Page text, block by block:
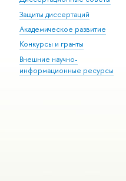
Защиты диссертаций
Академическое развитие
Конкурсы и гранты
Внешние научно-
информационные ресурсы